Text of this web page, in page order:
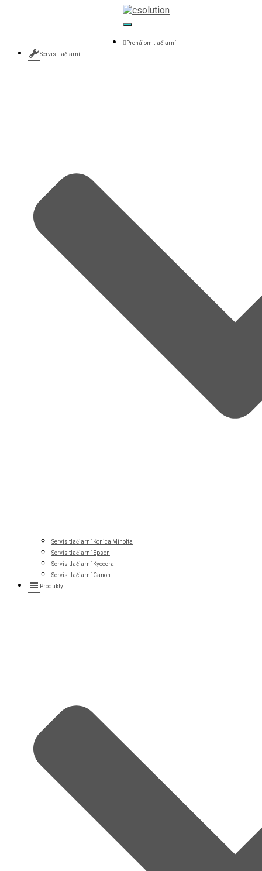
Toggle Navigation
Prenájom tlačiarní
Servis tlačiarní
Servis tlačiarní Konica Minolta
Servis tlačiarní Epson
Servis tlačiarní Kyocera
Servis tlačiarní Canon
Produkty